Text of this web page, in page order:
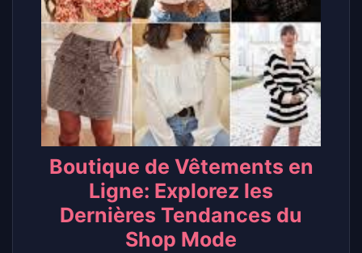
Boutique de Vêtements en
Ligne: Explorez les
Dernières Tendances du
Shop Mode